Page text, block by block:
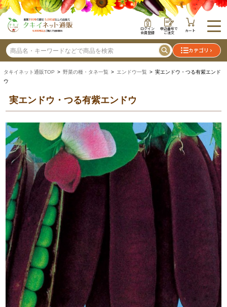
ログイン
会員登録
申込番号で
ご注文 カート
カテゴリ
タキイネット通販TOP > 野菜の種・タネ一覧 > エンドウ一覧 > 実エンドウ・つる有紫エンド
ウ
実エンドウ・つる有紫エンドウ